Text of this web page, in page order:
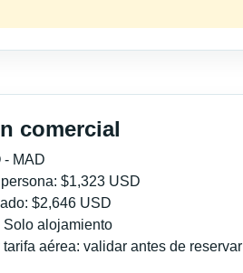
comercial
- MAD
$1,323 USD
$2,646 USD
Solo alojamiento
aérea: validar antes de reservar